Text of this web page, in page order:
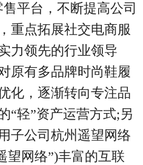
平台，不断提高公司
重点拓展社交电商服
力领先的行业领导
原有多品牌时尚鞋履
化，逐渐转向专注品
“轻”资产运营方式;另
子公司杭州遥望网络
望网络”)丰富的互联